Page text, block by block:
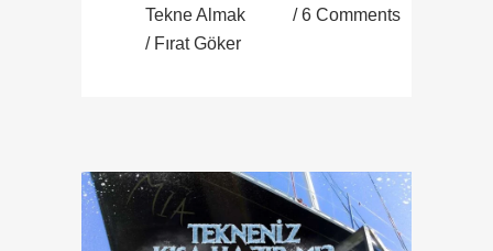
Tekne Almak
/ Fırat Göker
6 Comments